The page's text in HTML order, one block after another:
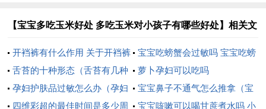
【宝宝多吃玉米好处 多吃玉米对小孩子有哪些好处】相关文
章：
开裆裤有什么作用 关于开裆裤
的作用介绍
宝宝吃螃蟹会过敏吗 宝宝吃螃
蟹会过敏吗怎么办
舌苔的十种形态（舌苔有几种
形态）
萝卜孕妇可以吃吗
孕妇护肤品过敏怎么办（孕妇
护肤品过敏怎么办啊）
宝宝鼻子不通气怎么推拿（宝
宝鼻子不通气怎么推拿图解）
四维彩超的最佳时间是多少周 宝宝咳嗽可以喝甘蔗煮水吗 小